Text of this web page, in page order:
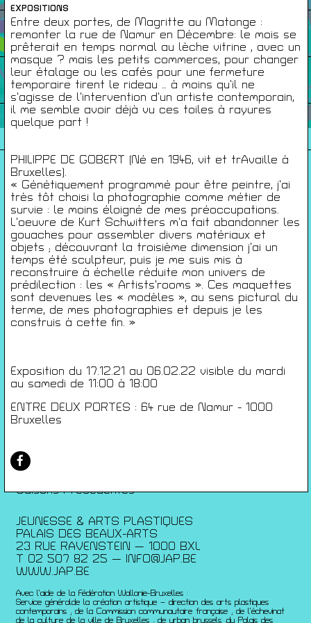
EXPOSITIONS
Entre deux portes, de Magritte au Matonge :
remonter la rue de Namur en Décembre: le mois se
prêterait en temps normal au lèche vitrine , avec un
masque ? mais les petits commerces, pour changer
leur étalage ou les cafés pour une fermeture
temporaire tirent le rideau … à moins qu’il ne
s’agisse de l’intervention d’un artiste contemporain,
il me semble avoir déjà vu ces toiles à rayures
quelque part !
PHILIPPE DE GOBERT (Né en 1946, vit et trAvaille à
Bruxelles).
« Génétiquement programmé pour être peintre, j’ai
très tôt choisi la photographie comme métier de
survie : le moins éloigné de mes préoccupations.
L’oeuvre de Kurt Schwitters m’a fait abandonner les
gouaches pour assembler divers matériaux et
objets ; découvrant la troisième dimension j’ai un
temps été sculpteur, puis je me suis mis à
reconstruire à échelle réduite mon univers de
prédilection : les « Artists’rooms ». Ces maquettes
sont devenues les « modèles », au sens pictural du
terme, de mes photographies et depuis je les
construis à cette fin. »
Exposition du 17.12.21 au 06.02.22 visible du mardi
au samedi de 11:00 à 18:00
ENTRE DEUX PORTES : 64 rue de Namur - 1000
Bruxelles
Infos Pratiques
Cartes De Membre
Saisons Précédentes
À propos
Infos pratiques
Carte de membres
S'inscrire à la Newsletter
Mentions légales
Politique de confidentialité
Conditions générales de ventes
Gérer les cookies
Films
Rencontres
Architecture + Film
Expositions
Voyages
Activités scolaires
Saisons Précédentes
JEUNESSE & ARTS PLASTIQUES
PALAIS DES BEAUX-ARTS
23 RUE RAVENSTEIN — 1000 BXL
T 02 507 82 25 —
INFO@JAP.BE
WWW.JAP.BE
Avec l’aide de la Fédération Wallonie-Bruxelles :
Service généralde la création artistique – direction des arts plastiques
contemporains ; de la Commission communautaire française ; de l’échevinat
de la culture de la ville de Bruxelles ; de urban brussels ;du Palais des